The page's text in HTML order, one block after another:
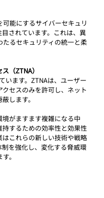
能にするサイバーセキュリ
されています。これは、異
るセキュリティの統一と柔
（ZTNA）
います。ZTNAは、ユーザー
セスのみを許可し、ネット
します。
がますます複雑になる中
するための効率性と効果性
これらの新しい技術や戦略
を強化し、変化する脅威環
。